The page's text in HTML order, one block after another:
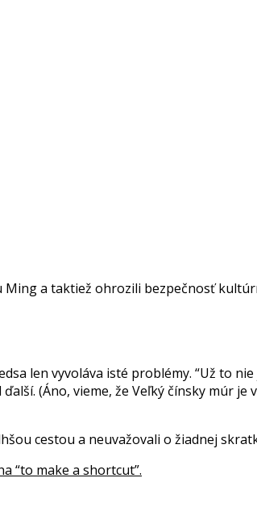
a taktiež ohrozili bezpečnosť
len vyvoláva isté problémy. “Už to
(Áno, vieme, že Veľký čínsky múr
cestou a neuvažovali o žiadnej
“to make a shortcut”.